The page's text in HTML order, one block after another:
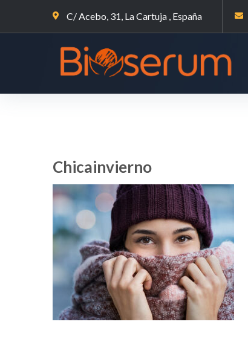
C/ Acebo, 31, La Cartuja , España
Chicainvierno